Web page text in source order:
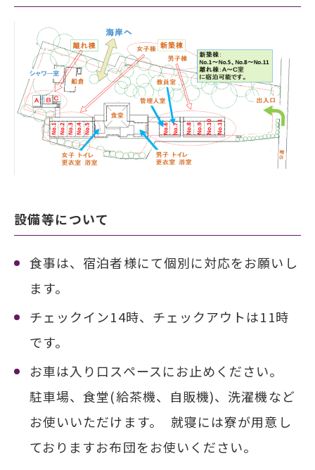
設備等について
食事は、宿泊者様にて個別に対応をお願いし
ます。
チェックイン14時、チェックアウトは11時
です。
お車は入り口スペースにお止めください。
駐車場、食堂(給茶機、自販機)、洗濯機など
お使いいただけます。 就寝には寮が用意し
ておりますお布団をお使いください。